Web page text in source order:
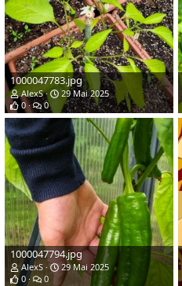
1000047783.jpg
AlexS
29 Mai 2025
0
0
1000047794.jpg
AlexS
29 Mai 2025
0
0